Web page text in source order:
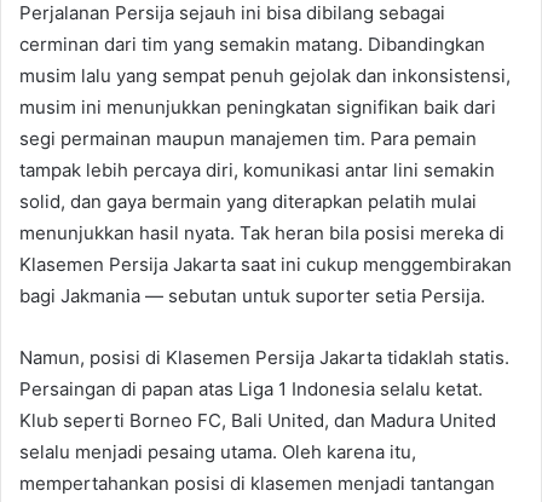
Perjalanan Persija sejauh ini bisa dibilang sebagai
cerminan dari tim yang semakin matang. Dibandingkan
musim lalu yang sempat penuh gejolak dan inkonsistensi,
musim ini menunjukkan peningkatan signifikan baik dari
segi permainan maupun manajemen tim. Para pemain
tampak lebih percaya diri, komunikasi antar lini semakin
solid, dan gaya bermain yang diterapkan pelatih mulai
menunjukkan hasil nyata. Tak heran bila posisi mereka di
Klasemen Persija Jakarta saat ini cukup menggembirakan
bagi Jakmania — sebutan untuk suporter setia Persija.
Namun, posisi di Klasemen Persija Jakarta tidaklah statis.
Persaingan di papan atas Liga 1 Indonesia selalu ketat.
Klub seperti Borneo FC, Bali United, dan Madura United
selalu menjadi pesaing utama. Oleh karena itu,
mempertahankan posisi di klasemen menjadi tantangan